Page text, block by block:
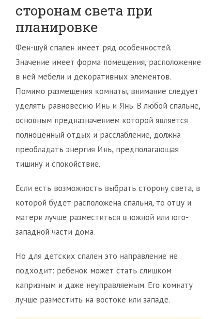
сторонам света при
планировке
Фен-шуй спален имеет ряд особенностей.
Значение имеет форма помещения, расположение
в ней мебели и декоративных элементов.
Помимо размещения комнаты, внимание следует
уделять равновесию Инь и Янь. В любой спальне,
основным предназначением которой является
полноценный отдых и расслабление, должна
преобладать энергия Инь, предполагающая
тишину и спокойствие.
Если есть возможность выбрать сторону света, в
которой будет расположена спальня, то отцу и
матери лучше разместиться в южной или юго-
западной части дома.
Но для детских спален это направление не
подходит: ребенок может стать слишком
капризным и даже неуправляемым. Его комнату
лучше разместить на востоке или западе.